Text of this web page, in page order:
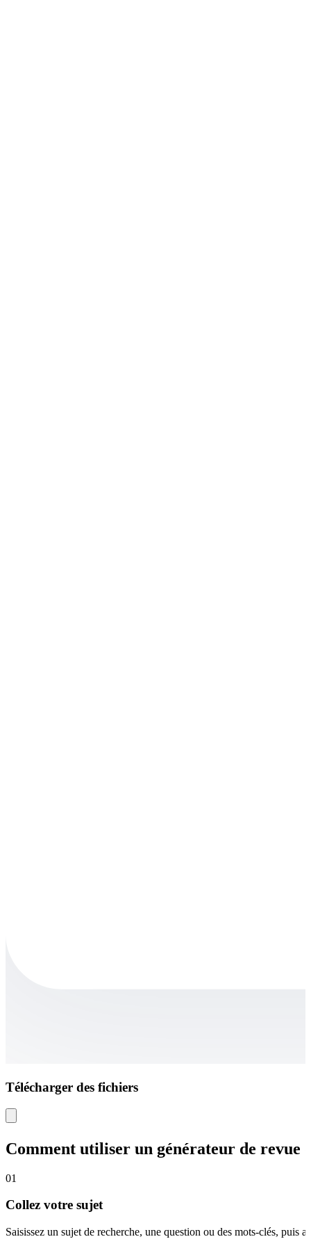
Télécharger des fichiers
Comment utiliser un générateur de
01
Collez votre sujet
Saisissez un sujet de recherche, une question ou des mots-clés,